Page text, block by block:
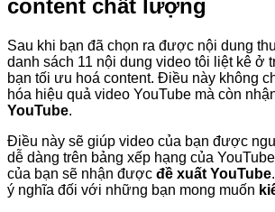
content chất lượng
Sau khi bạn đã chọn ra được nội dung
danh sách 11 nội dung video tôi liệt kê ở
bạn tối ưu hoá content. Điều này không
hóa hiệu quả video YouTube mà còn
YouTube.
Điều này sẽ giúp video của bạn được
dễ dàng trên bảng xếp hạng của
của bạn sẽ nhận được đề xuất YouTube
ý nghĩa đối với những bạn mong muốn